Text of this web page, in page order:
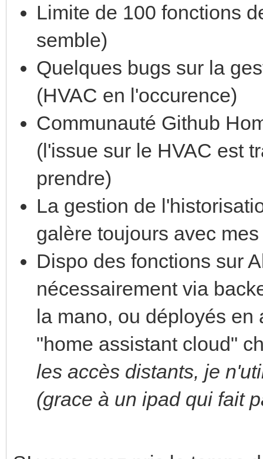
Limite de 100 fonctions
semble)
Quelques bugs sur la
(HVAC en l'occurence)
Communauté Github
(l'issue sur le HVAC est
prendre)
La gestion de
galère toujours avec
Dispo des fonctions sur
nécessairement via
la mano, ou déployés
"home assistant cloud"
les accès distants, je
(grace à un ipad qui fait